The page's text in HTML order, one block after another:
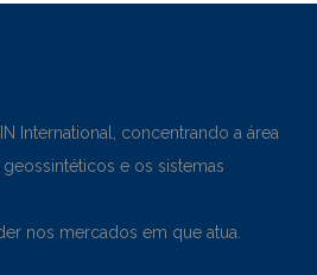
International, concentrando a área
e os sistemas
nos mercados em que atua.